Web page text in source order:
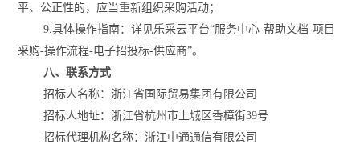
平、公正性的，应当重新组织采购活动；
9.具体操作指南：详见乐采云平台“服务中心-帮助文档-项目
采购-操作流程-电子招投标-供应商”。
八、联系方式
招标人名称： 浙江省国际贸易集团有限公司
招标人地址：浙江省杭州市上城区香樟街39号
招标代理机构名称：浙江中通通信有限公司